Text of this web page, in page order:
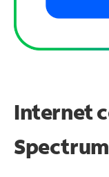
Internet
Spectrum